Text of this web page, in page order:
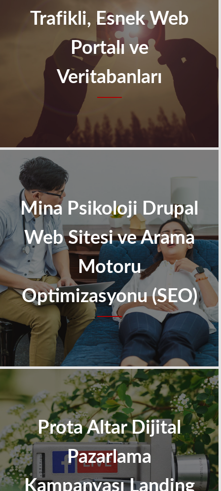
Trafikli, Esnek Web
Portalı ve
Veritabanları
Mina Psikoloji Drupal
Web Sitesi ve Arama
Motoru
Optimizasyonu (SEO)
Prota Altar Dijital
Pazarlama
Kampanyası Landing